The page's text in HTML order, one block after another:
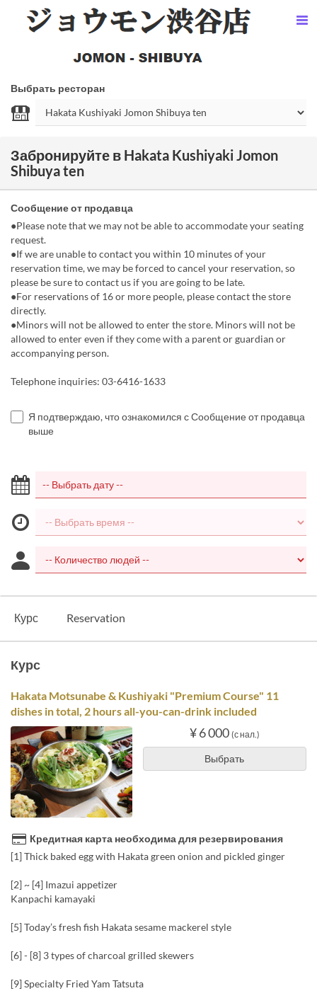
Выбрать ресторан
Забронируйте в Hakata Kushiyaki Jomon
Shibuya ten
Сообщение от продавца
●Please note that we may not be able to accommodate your seating
request.
●If we are unable to contact you within 10 minutes of your
reservation time, we may be forced to cancel your reservation, so
please be sure to contact us if you are going to be late.
●For reservations of 16 or more people, please contact the store
directly.
●Minors will not be allowed to enter the store. Minors will not be
allowed to enter even if they come with a parent or guardian or
accompanying person.
Telephone inquiries: 03-6416-1633
Я подтверждаю, что ознакомился с Сообщение от продавца
выше
Курс Reservation
Курс
Hakata Motsunabe & Kushiyaki "Premium Course" 11
dishes in total, 2 hours all-you-can-drink included
¥ 6 000 (с нал.)
Выбрать
Кредитная карта необходима для резервирования
[1] Thick baked egg with Hakata green onion and pickled ginger
[2] ~ [4] Imazui appetizer
Kanpachi kamayaki
[5] Today’s fresh fish Hakata sesame mackerel style
[6] - [8] 3 types of charcoal grilled skewers
[9] Specialty Fried Yam Tatsuta